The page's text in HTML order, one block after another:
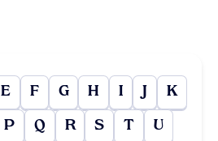
E F G H I J K
P Q R S T U